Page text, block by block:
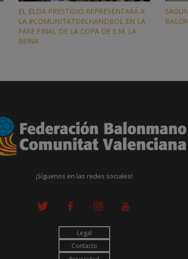
EL ELDA PRESTIGIO REPRESENTARÁ A
LA #COMUNITATDELHANDBOL EN LA
FASE FINAL DE LA COPA DE S.M. LA
REINA
¡Síguenos en las redes sociales!
Legal
Contacto